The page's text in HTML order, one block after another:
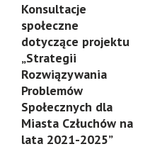
Konsultacje
społeczne
dotyczące projektu
„Strategii
Rozwiązywania
Problemów
Społecznych dla
Miasta Człuchów na
lata 2021-2025”